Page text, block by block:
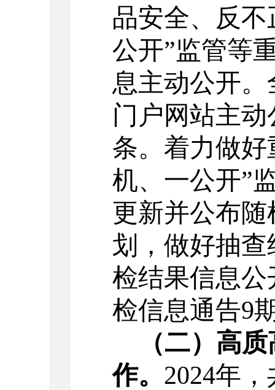
品安全、反
公开”监管等
息主动公开
门户网站主
条。着力做
机、一公开”
更新并公布
划，做好抽
检结果信息
检信息通告9
（二）高
作。 2024年，